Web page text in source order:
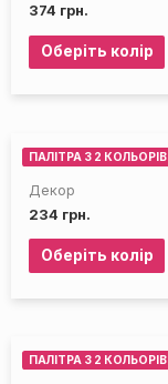
374 грн.
Оберіть колір
ПАЛІТРА З 2 КОЛЬОРІВ
Декор
234 грн.
Оберіть колір
ПАЛІТРА З 2 КОЛЬОРІВ